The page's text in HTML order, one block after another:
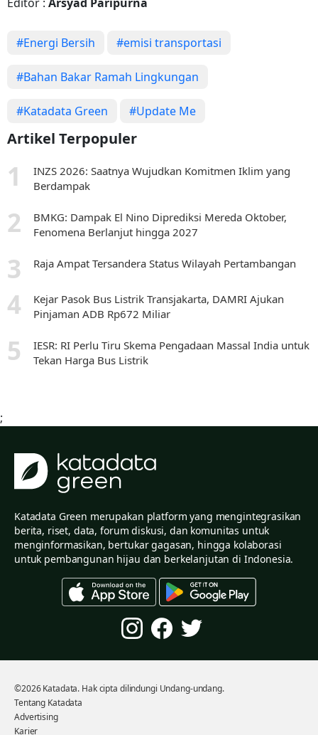
#Energi Bersih #emisi transportasi
#Bahan Bakar Ramah Lingkungan
#Katadata Green #Update Me
Artikel Terpopuler
INZS 2026: Saatnya Wujudkan Komitmen Iklim yang
Berdampak
BMKG: Dampak El Nino Diprediksi Mereda Oktober,
Fenomena Berlanjut hingga 2027
Raja Ampat Tersandera Status Wilayah Pertambangan
Kejar Pasok Bus Listrik Transjakarta, DAMRI Ajukan
Pinjaman ADB Rp672 Miliar
IESR: RI Perlu Tiru Skema Pengadaan Massal India untuk
Tekan Harga Bus Listrik
;
Katadata Green merupakan platform yang mengintegrasikan
berita, riset, data, forum diskusi, dan komunitas untuk
menginformasikan, bertukar gagasan, hingga kolaborasi
untuk pembangunan hijau dan berkelanjutan di Indonesia.
Tentang Katadata
Advertising
Karier
©2026 Katadata. Hak cipta dilindungi Undang-undang.